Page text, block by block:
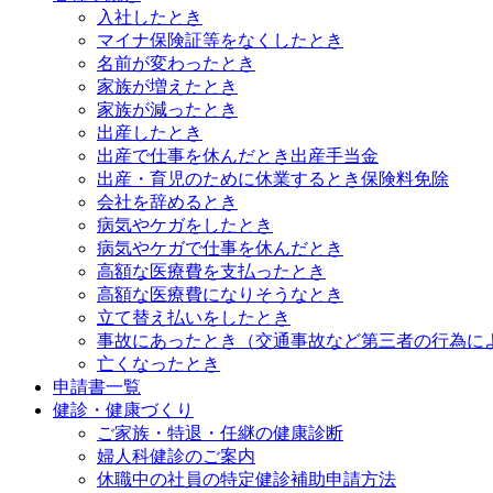
入社したとき
マイナ保険証等をなくしたとき
名前が変わったとき
家族が増えたとき
家族が減ったとき
出産したとき
出産で仕事を休んだとき 出産手当金
出産・育児のために休業するとき保険料免除
会社を辞めるとき
病気やケガをしたとき
病気やケガで仕事を休んだとき
高額な医療費を支払ったとき
高額な医療費になりそうなとき
立て替え払いをしたとき
事故にあったとき（交通事故など第三者の行為に
亡くなったとき
申請書一覧
健診・健康づくり
ご家族・特退・任継の健康診断
婦人科健診のご案内
休職中の社員の特定健診補助申請方法